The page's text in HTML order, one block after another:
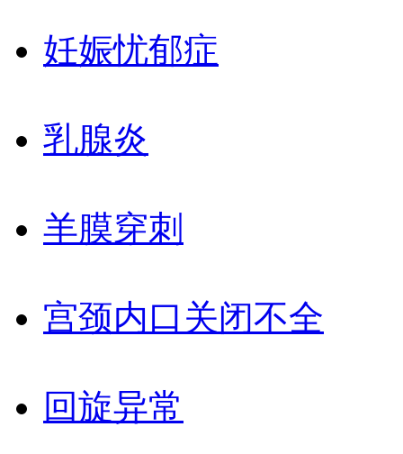
妊娠忧郁症
乳腺炎
羊膜穿刺
宫颈内口关闭不全
回旋异常